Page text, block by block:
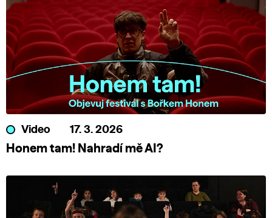
Video 17. 3. 2026
Honem tam! Nahradí mě AI?